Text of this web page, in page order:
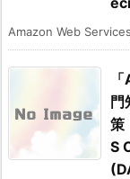
Amazon Web
門
策
S